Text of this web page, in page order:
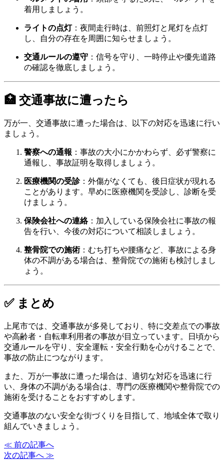
着用しましょう。
ライトの点灯： 夜間走行時は、前照灯と尾灯を点灯
し、自分の存在を周囲に知らせましょう。
交通ルールの遵守 ： 信号を守り、一時停止や優先道路
の確認を徹底しましょう。
🏥 交通事故に遭ったら
万が一、交通事故に遭った場合は、以下の対応を迅速に行い
ましょう。
警察への通報 ： 事故の大小にかかわらず、必ず警察に
通報し、事故証明を取得しましょう。
医療機関の受診： 外傷がなくても、後日症状が現れる
ことがあります。早めに医療機関を受診し、診断を受
けましょう。
保険会社への連絡： 加入している保険会社に事故の報
告を行い、今後の対応について相談しましょう。
整骨院での施術： むち打ちや腰痛など、事故による身
体の不調がある場合は、整骨院での施術も検討しまし
ょう。
✅ まとめ
上尾市では、交通事故が多発しており、特に交差点での事故
や高齢者・自転車利用者の事故が目立っています。
日頃から
交通ルールを守り、安全運転・安全行動を心がけることで、
事故の防止につながります。
また、万が一事故に遭った場合は、適切な対応を迅速に行
い、身体の不調がある場合は、専門の医療機関や整骨院での
施術を受けることをおすすめします。
交通事故のない安全な街づくりを目指して、地域全体で取り
組んでいきましょう。
≪ 前の記事へ
次の記事へ ≫